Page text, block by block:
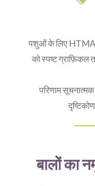
पशुओं के लिए HTMA
को स्पष्ट ग्राफ़िकल
परिणाम
बालों का